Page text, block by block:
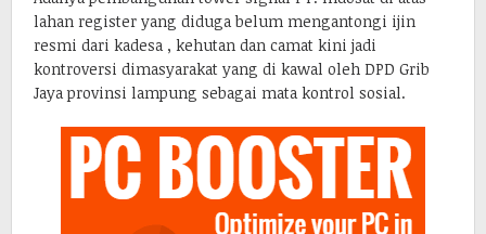
lahan register yang diduga belum mengantongi ijin
resmi dari kadesa , kehutan dan camat kini jadi
kontroversi dimasyarakat yang di kawal oleh DPD Grib
Jaya provinsi lampung sebagai mata kontrol sosial.